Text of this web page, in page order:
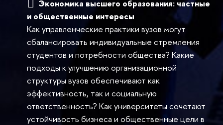
Экономика высшего образования: частные
и общественные интересы
Как управленческие практики вузов могут
сбалансировать индивидуальные стремления
студентов и потребности общества? Какие
подходы к улучшению организационной
структуры вузов обеспечивают как
эффективность, так и социальную
ответственность? Как университеты сочетают
устойчивость бизнеса и общественные цели в